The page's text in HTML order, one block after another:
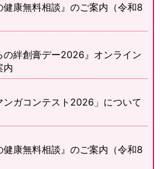
健康無料相談』のご案内（令和8
の絆創膏デー2026』オンライン
内
ンガコンテスト2026」について
健康無料相談』のご案内（令和8